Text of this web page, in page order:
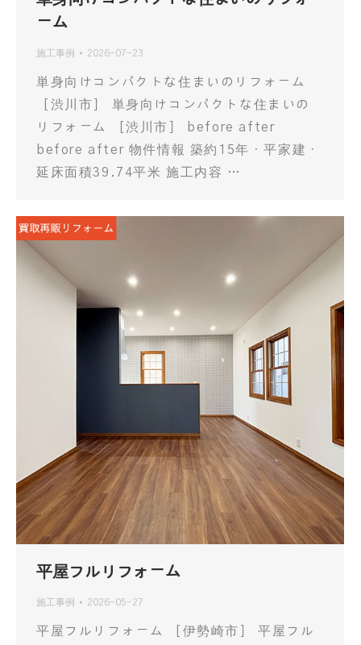
ーム
施工事例 2026-07-23
単身向けコンパクトな住まいのリフォーム
［渋川市］ 単身向けコンパクトな住まいの
リフォーム ［渋川市］ before after
before after 物件情報 築約15年・平家建・
延床面積39.74平米 施工内容 …
平屋フルリフォーム
施工事例 2026-05-27
平屋フルリフォーム ［伊勢崎市］ 平屋フル